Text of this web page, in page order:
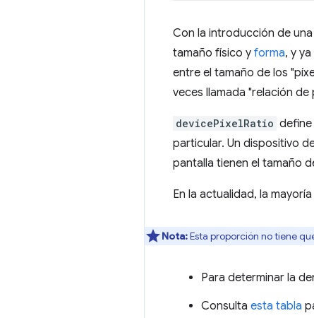
Con la introducción de
tamaño físico y forma, y
entre el tamaño de los
veces llamada "relación de
devicePixelRatio define
particular. Un dispositivo
pantalla tienen el tamaño
En la actualidad, la
Nota:Esta proporción no tiene
Para determinar la
Consulta esta tabla